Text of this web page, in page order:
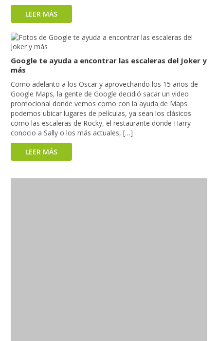
LEER MÁS
Google te ayuda a encontrar las escaleras del Joker y
más
Como adelanto a los Oscar y aprovechando los 15 años de
Google Maps, la gente de Google decidió sacar un video
promocional donde vemos como con la ayuda de Maps
podemos ubicar lugares de películas, ya sean los clásicos
como las escaleras de Rocky, el restaurante donde Harry
conocio a Sally o los más actuales, […]
LEER MÁS